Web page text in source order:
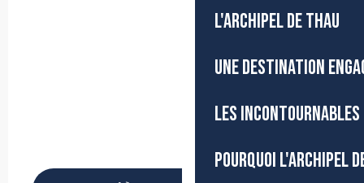
L'ARCHIPEL DE THAU
UNE DESTINATION
LES
POURQUOI L'ARCHIPEL